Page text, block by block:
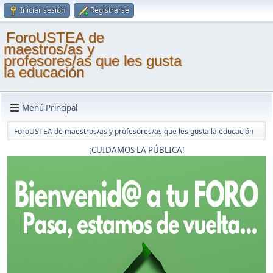
Iniciar sesión Registrarse
ForoUSTEA de
maestros/as y
profesores/as que les gusta
la educación
Menú Principal
ForoUSTEA de maestros/as y profesores/as que les gusta la educación
¡CUIDAMOS LA PÚBLICA!